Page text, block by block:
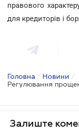
правового
для кредиторів і
Головна / Новини /
Залиште